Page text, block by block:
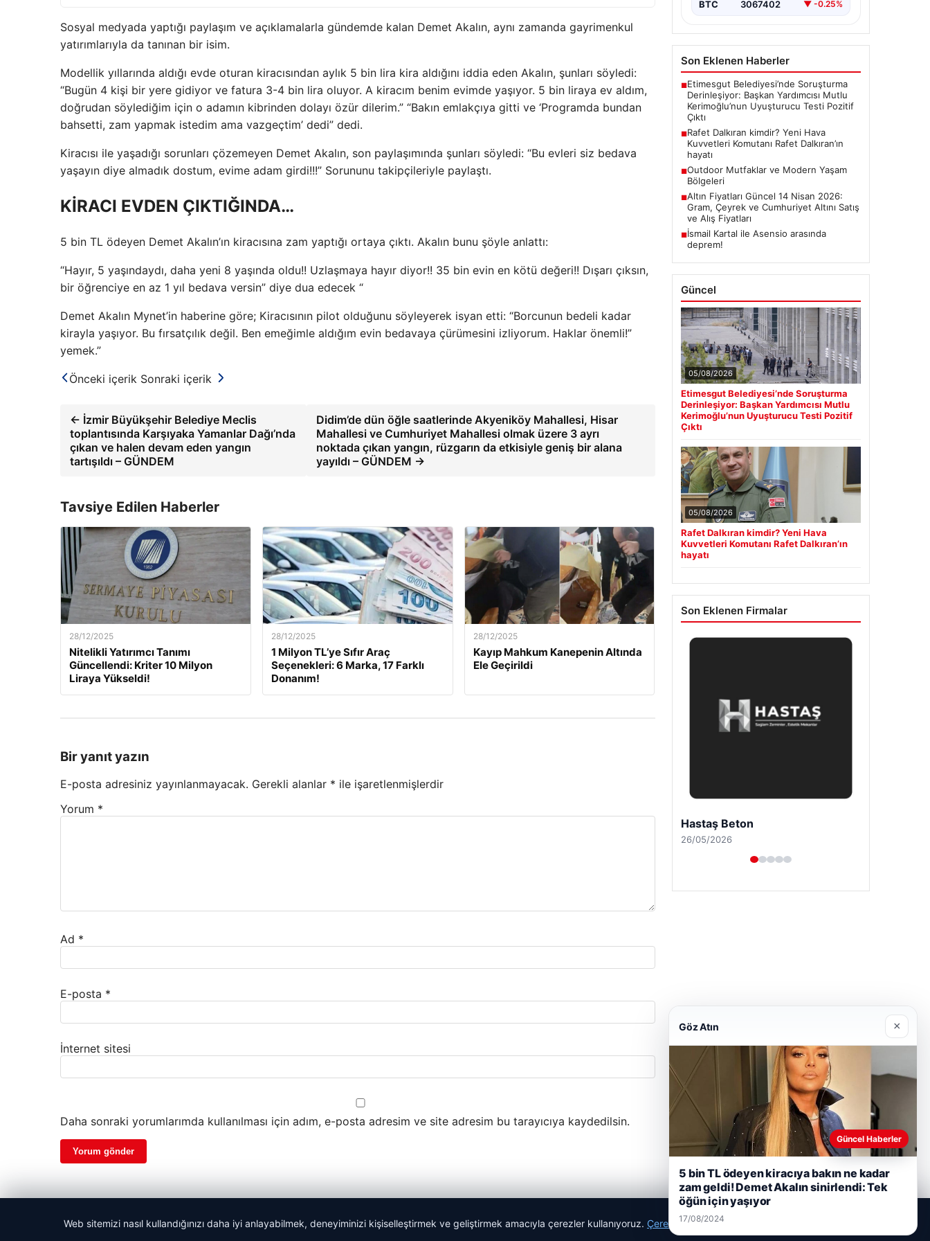
Sosyal medyada yaptığı paylaşım ve açıklamalarla gündemde kalan Demet Akalın, aynı zamanda gayrimenkul
yatırımlarıyla da tanınan bir isim.
Modellik yıllarında aldığı evde oturan kiracısından aylık 5 bin lira kira aldığını iddia eden Akalın, şunları söyledi:
“Bugün 4 kişi bir yere gidiyor ve fatura 3-4 bin lira oluyor. A kiracım benim evimde yaşıyor. 5 bin liraya ev aldım,
doğrudan söylediğim için o adamın kibrinden dolayı özür dilerim.” “Bakın emlakçıya gitti ve ‘Programda bundan
bahsetti, zam yapmak istedim ama vazgeçtim’ dedi” dedi.
Kiracısı ile yaşadığı sorunları çözemeyen Demet Akalın, son paylaşımında şunları söyledi: “Bu evleri siz bedava
yaşayın diye almadık dostum, evime adam girdi!!!” Sorununu takipçileriyle paylaştı.
KİRACI EVDEN ÇIKTIĞINDA…
5 bin TL ödeyen Demet Akalın’ın kiracısına zam yaptığı ortaya çıktı. Akalın bunu şöyle anlattı:
“Hayır, 5 yaşındaydı, daha yeni 8 yaşında oldu!! Uzlaşmaya hayır diyor!! 35 bin evin en kötü değeri!! Dışarı çıksın,
bir öğrenciye en az 1 yıl bedava versin” diye dua edecek “
Demet Akalın Mynet’in haberine göre; Kiracısının pilot olduğunu söyleyerek isyan etti: “Borcunun bedeli kadar
kirayla yaşıyor. Bu fırsatçılık değil. Ben emeğimle aldığım evin bedavaya çürümesini izliyorum. Haklar önemli!”
yemek.”
Önceki içerik Sonraki içerik
← İzmir Büyükşehir Belediye Meclis
toplantısında Karşıyaka Yamanlar Dağı’nda
çıkan ve halen devam eden yangın
tartışıldı – GÜNDEM
Didim’de dün öğle saatlerinde Akyeniköy Mahallesi, Hisar
Mahallesi ve Cumhuriyet Mahallesi olmak üzere 3 ayrı
noktada çıkan yangın, rüzgarın da etkisiyle geniş bir alana
yayıldı – GÜNDEM →
Tavsiye Edilen Haberler
28/12/2025
Nitelikli Yatırımcı Tanımı
Güncellendi: Kriter 10 Milyon
Liraya Yükseldi!
28/12/2025
1 Milyon TL’ye Sıfır Araç
Seçenekleri: 6 Marka, 17 Farklı
Donanım!
28/12/2025
Kayıp Mahkum Kanepenin Altında
Ele Geçirildi
Bir yanıt yazın
E-posta adresiniz yayınlanmayacak. Gerekli alanlar * ile işaretlenmişlerdir
Yorum *
Ad *
E-posta *
İnternet sitesi
Daha sonraki yorumlarımda kullanılması için adım, e-posta adresim ve site adresim bu tarayıcıya kaydedilsin.
BTC 3067402 ▼ -0.25%
Son Eklenen Haberler
■Etimesgut Belediyesi’nde Soruşturma
Derinleşiyor: Başkan Yardımcısı Mutlu
Kerimoğlu’nun Uyuşturucu Testi Pozitif
Çıktı
■Rafet Dalkıran kimdir? Yeni Hava
Kuvvetleri Komutanı Rafet Dalkıran’ın
hayatı
■Outdoor Mutfaklar ve Modern Yaşam
Bölgeleri
■Altın Fiyatları Güncel 14 Nisan 2026:
Gram, Çeyrek ve Cumhuriyet Altını Satış
ve Alış Fiyatları
■İsmail Kartal ile Asensio arasında
deprem!
Güncel
05/08/2026
Etimesgut Belediyesi’nde Soruşturma
Derinleşiyor: Başkan Yardımcısı Mutlu
Kerimoğlu’nun Uyuşturucu Testi Pozitif
Çıktı
05/08/2026
Rafet Dalkıran kimdir? Yeni Hava
Kuvvetleri Komutanı Rafet Dalkıran’ın
hayatı
Son Eklenen Firmalar
Prenses Night Club
29/04/2026
© 2026 Haber Akşam
Web sitemizi nasıl kullandığınızı daha iyi anlayabilmek, deneyiminizi kişiselleştirmek ve geliştirmek amacıyla çerezler kullanıyoruz. Çerez Politikamız
Göz Atın ×
Güncel Haberler
5 bin TL ödeyen kiracıya bakın ne kadar
zam geldi! Demet Akalın sinirlendi: Tek
öğün için yaşıyor
17/08/2024